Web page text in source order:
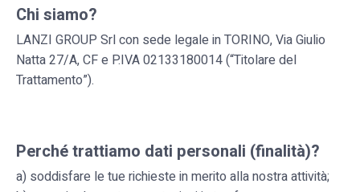
Chi siamo?
LANZI GROUP Srl con sede legale in TORINO, Via Giulio
Natta 27/A, CF e P.IVA 02133180014 (“Titolare del
Trattamento”).
Perché trattiamo dati personali (finalità)?
a) soddisfare le tue richieste in merito alla nostra attività;